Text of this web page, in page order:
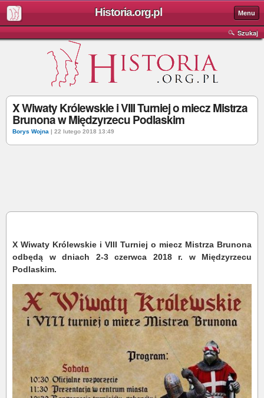
Historia.org.pl Menu
Szukaj
X Wiwaty Królewskie i VIII Turniej o miecz Mistrza
Brunona w Międzyrzecu Podlaskim
Borys Wojna | 22 lutego 2018 13:49
X Wiwaty Królewskie i VIII Turniej o miecz Mistrza Brunona
odbędą w dniach 2-3 czerwca 2018 r. w Międzyrzecu
Podlaskim.